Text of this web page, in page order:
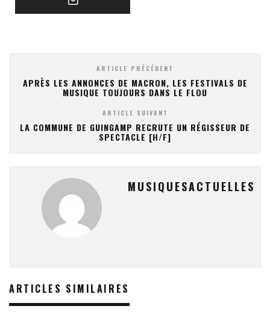
ARTICLE PRÉCÉDENT
APRÈS LES ANNONCES DE MACRON, LES FESTIVALS DE
MUSIQUE TOUJOURS DANS LE FLOU
ARTICLE SUIVANT
LA COMMUNE DE GUINGAMP RECRUTE UN RÉGISSEUR DE
SPECTACLE [H/F]
MUSIQUESACTUELLES
ARTICLES SIMILAIRES